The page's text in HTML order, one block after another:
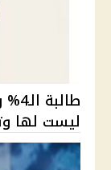
ليست لها